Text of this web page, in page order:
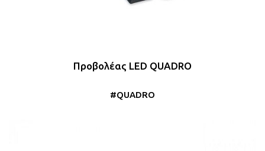
Προβολέας LED QUADRO
#QUADRO